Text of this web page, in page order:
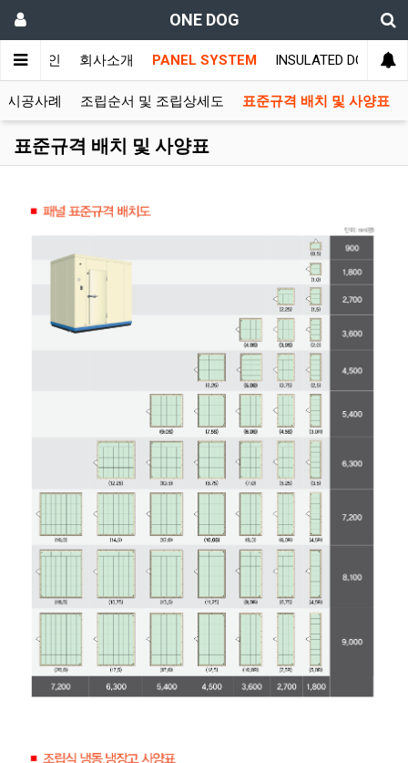
ONE DOG
메인 회사소개 PANEL SYSTEM INSULATED DOOR
시공사례 조립순서 및 조립상세도 표준규격 배치 및 사양표
표준규격 배치 및 사양표